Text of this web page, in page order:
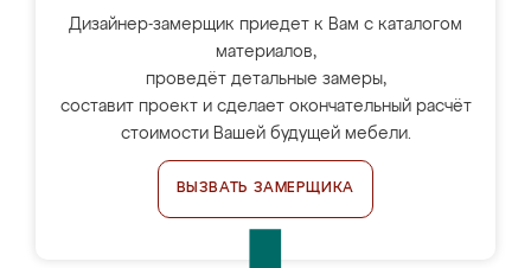
Дизайнер-замерщик приедет к Вам с каталогом
материалов,
проведёт детальные замеры,
составит проект и сделает окончательный расчёт
стоимости Вашей будущей мебели.
ВЫЗВАТЬ ЗАМЕРЩИКА